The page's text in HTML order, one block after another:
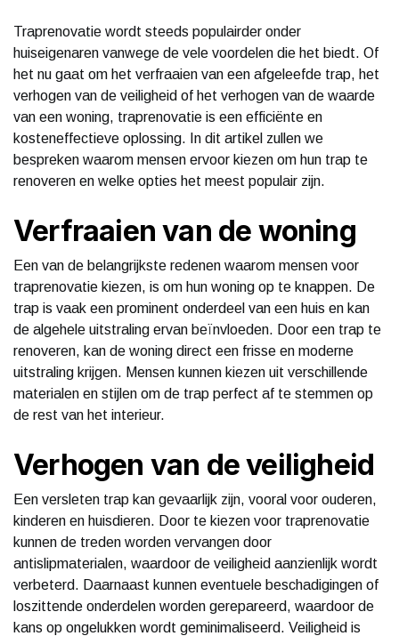
Traprenovatie wordt steeds populairder onder
huiseigenaren vanwege de vele voordelen die het biedt. Of
het nu gaat om het verfraaien van een afgeleefde trap, het
verhogen van de veiligheid of het verhogen van de waarde
van een woning, traprenovatie is een efficiënte en
kosteneffectieve oplossing. In dit artikel zullen we
bespreken waarom mensen ervoor kiezen om hun trap te
renoveren en welke opties het meest populair zijn.
Verfraaien van de woning
Een van de belangrijkste redenen waarom mensen voor
traprenovatie kiezen, is om hun woning op te knappen. De
trap is vaak een prominent onderdeel van een huis en kan
de algehele uitstraling ervan beïnvloeden. Door een trap te
renoveren, kan de woning direct een frisse en moderne
uitstraling krijgen. Mensen kunnen kiezen uit verschillende
materialen en stijlen om de trap perfect af te stemmen op
de rest van het interieur.
Verhogen van de veiligheid
Een versleten trap kan gevaarlijk zijn, vooral voor ouderen,
kinderen en huisdieren. Door te kiezen voor traprenovatie
kunnen de treden worden vervangen door
antislipmaterialen, waardoor de veiligheid aanzienlijk wordt
verbeterd. Daarnaast kunnen eventuele beschadigingen of
loszittende onderdelen worden gerepareerd, waardoor de
kans op ongelukken wordt geminimaliseerd. Veiligheid is